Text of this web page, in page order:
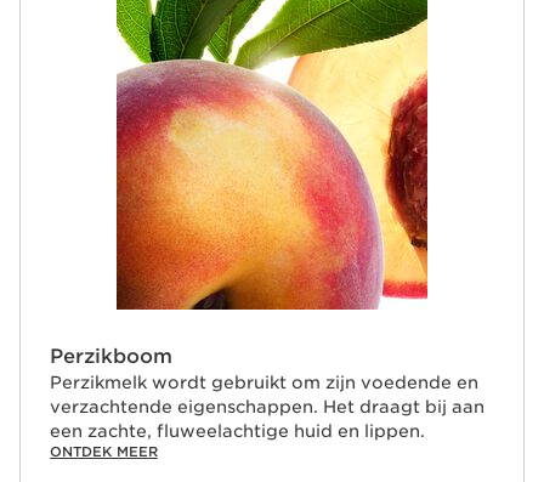
Perzikboom
Perzikmelk wordt gebruikt om zijn voedende en
verzachtende eigenschappen. Het draagt bij aan
een zachte, fluweelachtige huid en lippen.
ONTDEK MEER